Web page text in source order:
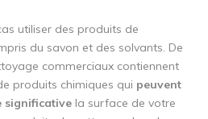
utiliser des produits de
du savon et des solvants. De
commerciaux contiennent
produits chimiques qui peuvent
significative la surface de votre